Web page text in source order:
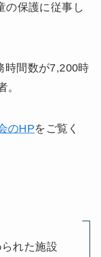
保護に従事し
時間数が7,200時
。
のHPをご覧く
れた施設